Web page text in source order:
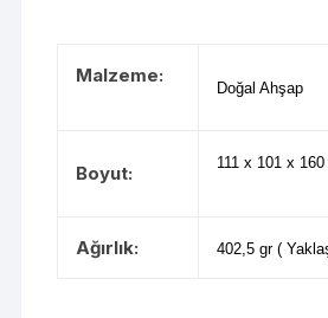
Malzeme:
Doğal Ahşap
Boyut: 111 x 101 x
Ağırlık: 402,5 gr (